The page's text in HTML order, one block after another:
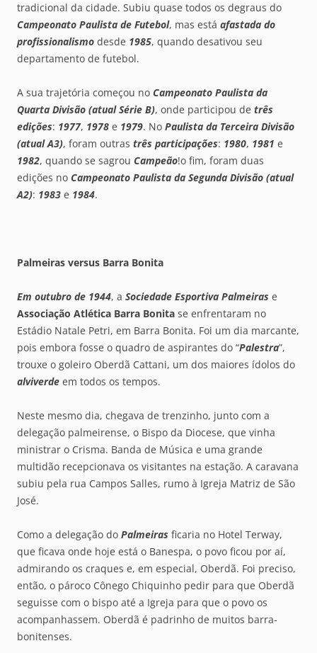
tradicional da cidade. Subiu quase todos os degraus do
Campeonato Paulista de Futebol, mas está afastada do
profissionalismo desde 1985, quando desativou seu
departamento de futebol.
A sua trajetória começou no Campeonato Paulista da
Quarta Divisão (atual Série B), onde participou de três
edições: 1977, 1978 e 1979. No Paulista da Terceira Divisão
(atual A3), foram outras três participações: 1980, 1981 e
1982, quando se sagrou Campeão!o fim, foram duas
edições no Campeonato Paulista da Segunda Divisão (atual
A2): 1983 e 1984.
Palmeiras versus Barra Bonita
Em outubro de 1944, a Sociedade Esportiva Palmeiras e
Associação Atlética Barra Bonita se enfrentaram no
Estádio Natale Petri, em Barra Bonita. Foi um dia marcante,
pois embora fosse o quadro de aspirantes do “Palestra”,
trouxe o goleiro Oberdã Cattani, um dos maiores ídolos do
alviverde em todos os tempos.
Neste mesmo dia, chegava de trenzinho, junto com a
delegação palmeirense, o Bispo da Diocese, que vinha
ministrar o Crisma. Banda de Música e uma grande
multidão recepcionava os visitantes na estação. A caravana
subiu pela rua Campos Salles, rumo à Igreja Matriz de São
José.
Como a delegação do Palmeiras ficaria no Hotel Terway,
que ficava onde hoje está o Banespa, o povo ficou por aí,
admirando os craques e, em especial, Oberdã. Foi preciso,
então, o pároco Cônego Chiquinho pedir para que Oberdã
seguisse com o bispo até a Igreja para que o povo os
acompanhassem. Oberdã é padrinho de muitos barra-
bonitenses.